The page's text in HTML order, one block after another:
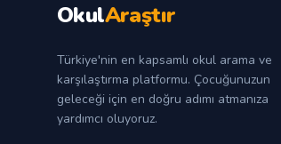
OkulAraştır
Türkiye'nin en kapsamlı okul arama ve
karşılaştırma platformu. Çocuğunuzun
geleceği için en doğru adımı atmanıza
yardımcı oluyoruz.